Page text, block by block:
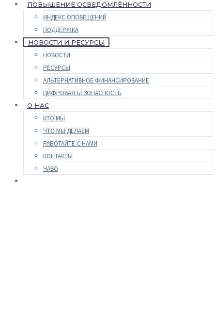
ПОВЫШЕНИЕ ОСВЕДОМЛЁННОСТИ
ИНДЕКС ОПОВЕЩЕНИЙ
ПОДДЕРЖКА
НОВОСТИ И РЕСУРСЫ
НОВОСТИ
РЕСУРСЫ
АЛЬТЕРНАТИВНОЕ ФИНАНСИРОВАНИЕ
ЦИФРОВАЯ БЕЗОПАСНОСТЬ
О НАС
КТО МЫ
ЧТО МЫ ДЕЛАЕМ
РАБОТАЙТЕ С НАМИ
КОНТАКТЫ
ЧАВО